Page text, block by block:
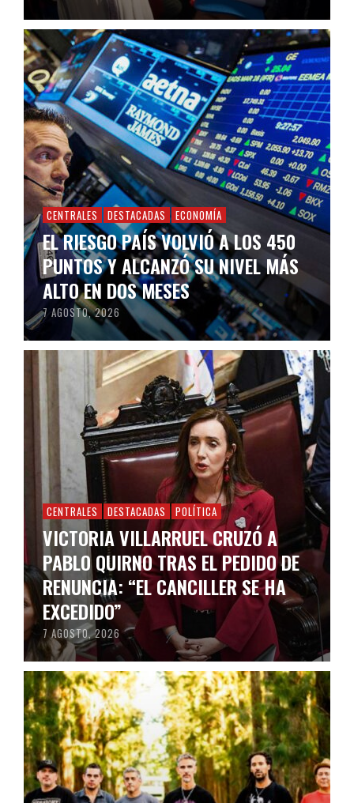
CENTRALES DESTACADAS ECONOMÍA
EL RIESGO PAÍS VOLVIÓ A LOS 450
PUNTOS Y ALCANZÓ SU NIVEL MÁS
ALTO EN DOS MESES
7 AGOSTO, 2026
CENTRALES DESTACADAS POLÍTICA
VICTORIA VILLARRUEL CRUZÓ A
PABLO QUIRNO TRAS EL PEDIDO DE
RENUNCIA: “EL CANCILLER SE HA
EXCEDIDO”
7 AGOSTO, 2026